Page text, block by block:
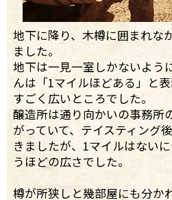
地下に降り、木樽に囲まれな
ました。
地下は一見一室しかないよう
んは「1マイルほどある」と
すごく広いところでした。
醸造所は通り向かいの事務所
がっていて、テイスティング
きましたが、1マイルはない
うほどの広さでした。
樽が所狭しと幾部屋にも分か